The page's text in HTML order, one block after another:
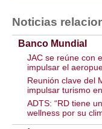
Noticias
Banco Mundial
JAC se reúne con
impulsar el
Reunión clave del
impulsar turismo
ADTS: “RD tiene
wellness por su